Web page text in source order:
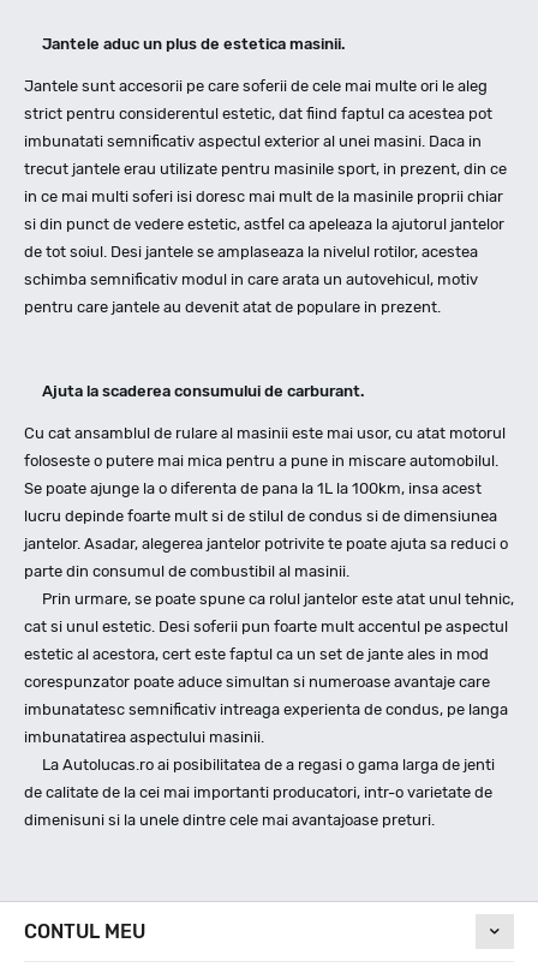
Jantele aduc un plus de estetica masinii.
Jantele sunt accesorii pe care soferii de cele mai multe ori le aleg
strict pentru considerentul estetic, dat fiind faptul ca acestea pot
imbunatati semnificativ aspectul exterior al unei masini. Daca in
trecut jantele erau utilizate pentru masinile sport, in prezent, din ce
in ce mai multi soferi isi doresc mai mult de la masinile proprii chiar
si din punct de vedere estetic, astfel ca apeleaza la ajutorul jantelor
de tot soiul. Desi jantele se amplaseaza la nivelul rotilor, acestea
schimba semnificativ modul in care arata un autovehicul, motiv
pentru care jantele au devenit atat de populare in prezent.
Ajuta la scaderea consumului de carburant.
Cu cat ansamblul de rulare al masinii este mai usor, cu atat motorul
foloseste o putere mai mica pentru a pune in miscare automobilul.
Se poate ajunge la o diferenta de pana la 1L la 100km, insa acest
lucru depinde foarte mult si de stilul de condus si de dimensiunea
jantelor. Asadar, alegerea jantelor potrivite te poate ajuta sa reduci o
parte din consumul de combustibil al masinii.
Prin urmare, se poate spune ca rolul jantelor este atat unul tehnic,
cat si unul estetic. Desi soferii pun foarte mult accentul pe aspectul
estetic al acestora, cert este faptul ca un set de jante ales in mod
corespunzator poate aduce simultan si numeroase avantaje care
imbunatatesc semnificativ intreaga experienta de condus, pe langa
imbunatatirea aspectului masinii.
La Autolucas.ro ai posibilitatea de a regasi o gama larga de jenti
de calitate de la cei mai importanti producatori, intr-o varietate de
dimenisuni si la unele dintre cele mai avantajoase preturi.
CONTUL MEU